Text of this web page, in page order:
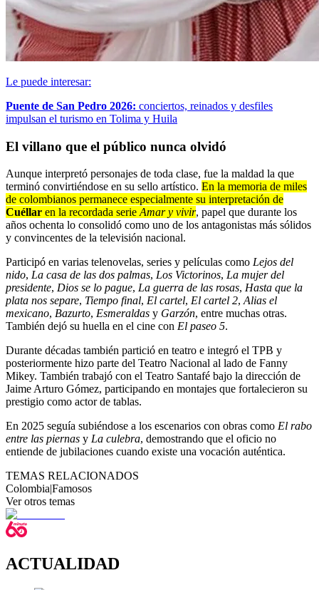
Le puede interesar:
Puente de San Pedro 2026: conciertos, reinados y desfiles
impulsan el turismo en Tolima y Huila
El villano que el público nunca olvidó
Aunque interpretó personajes de toda clase, fue la maldad la que
terminó convirtiéndose en su sello artístico. En la memoria de miles
de colombianos permanece especialmente su interpretación de
Cuéllar en la recordada serie Amar y vivir, papel que durante los
años ochenta lo consolidó como uno de los antagonistas más sólidos
y convincentes de la televisión nacional.
Participó en varias telenovelas, series y películas como Lejos del
nido, La casa de las dos palmas, Los Victorinos, La mujer del
presidente, Dios se lo pague, La guerra de las rosas, Hasta que la
plata nos separe, Tiempo final, El cartel, El cartel 2, Alias el
mexicano, Bazurto, Esmeraldas y Garzón, entre muchas otras.
También dejó su huella en el cine con El paseo 5.
Durante décadas también partició en teatro e integró el TPB y
posteriormente hizo parte del Teatro Nacional al lado de Fanny
Mikey. También trabajó con el Teatro Santafé bajo la dirección de
Jaime Arturo Gómez, participando en montajes que fortalecieron su
prestigio como actor de tablas.
En 2025 seguía subiéndose a los escenarios con obras como El rabo
entre las piernas y La culebra, demostrando que el oficio no
entiende de jubilaciones cuando existe una vocación auténtica.
TEMAS RELACIONADOS
Colombia|Famosos
Ver otros temas
ACTUALIDAD